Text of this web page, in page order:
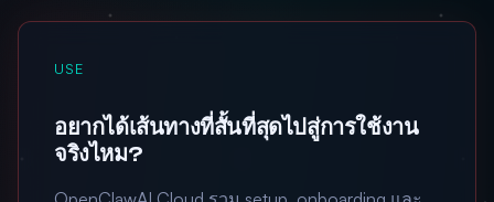
USE
อยากได้เส้นทางที่สั้นที่สุดไปสู่การใช้งาน
จริงไหม?